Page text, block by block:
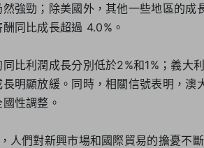
強勁；除美國外，其他一些地區的成
同比成長超過 4.0%。
比利潤成長分別低於2%和1%；義大
明顯放緩。同時，相關信號表明，澳
性調整。
人們對新興市場和國際貿易的擔憂不